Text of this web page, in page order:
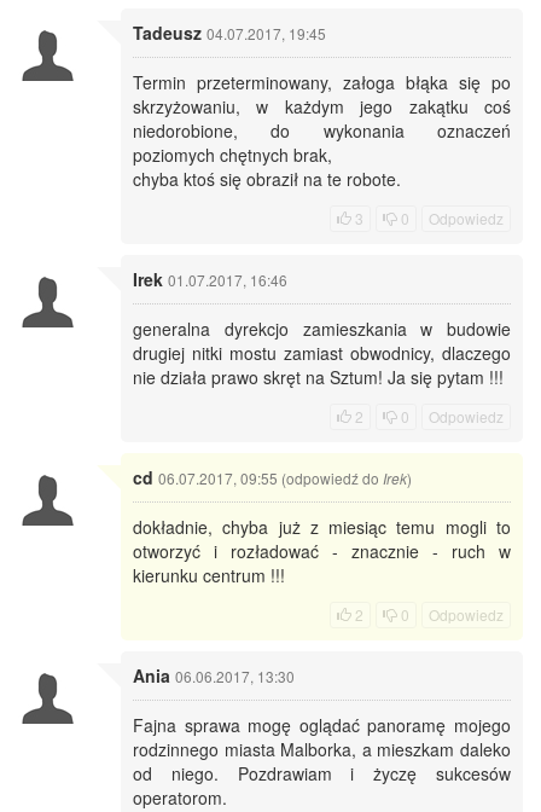
Tadeusz 04.07.2017, 19:45
Termin przeterminowany, załoga błąka się po
skrzyżowaniu, w każdym jego zakątku coś
niedorobione, do wykonania oznaczeń
poziomych chętnych brak,
chyba ktoś się obraził na te robote.
3 0 Odpowiedz
Irek 01.07.2017, 16:46
generalna dyrekcjo zamieszkania w budowie
drugiej nitki mostu zamiast obwodnicy, dlaczego
nie działa prawo skręt na Sztum! Ja się pytam !!!
2 0 Odpowiedz
cd 06.07.2017, 09:55 (odpowiedź do Irek)
dokładnie, chyba już z miesiąc temu mogli to
otworzyć i rozładować - znacznie - ruch w
kierunku centrum !!!
2 0 Odpowiedz
Ania 06.06.2017, 13:30
Fajna sprawa mogę oglądać panoramę mojego
rodzinnego miasta Malborka, a mieszkam daleko
od niego. Pozdrawiam i życzę sukcesów
operatorom.